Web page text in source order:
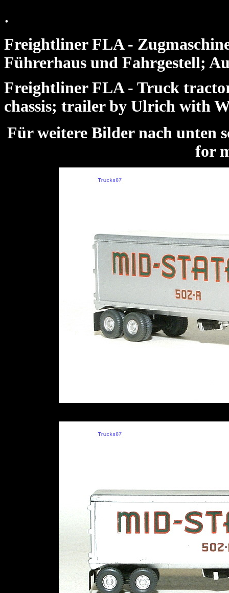
.
Freightliner FLA -
Führerhaus und Fahrgestell;
Freightliner FLA - Truck
chassis; trailer by Ulrich with
Für weitere Bilder nach
for